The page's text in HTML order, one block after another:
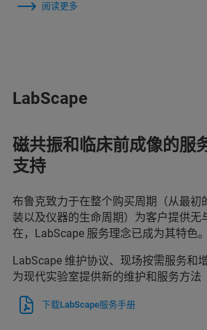
阅读更多
LabScape
磁共振和临床前成像的服
支持
布鲁克致力于在整个购买周期（从最初
装以及仪器的生命周期）为客户提供无
在，LabScape 服务理念已成为其特色。
LabScape 维护协议、现场按需服务和
为现代实验室提供新的维护和服务方法
下载LabScape服务手册